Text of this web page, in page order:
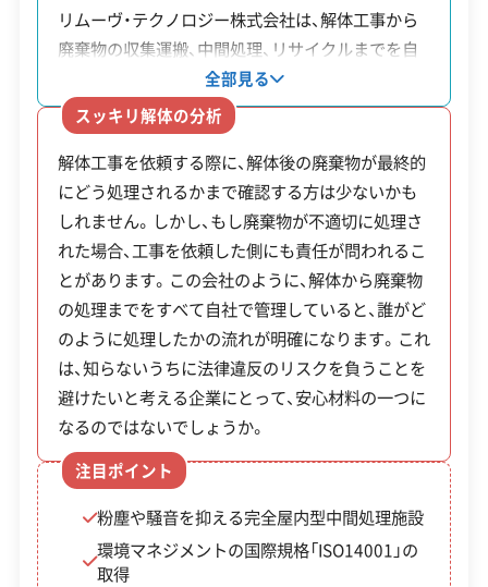
倒壊の危険がある空き家の解体を支援する制
度に加え、特に危険なブロック塀の撤去に対し
ては手厚い補助制度が用意されています。
制度名
補助金
額・率
対象・条件
明和町不良
住宅空家除
却支援事業
工事費
の一部
（予算の
範囲内）
町が「不良住宅」と認定
した空き家であること。
所有者または相続人が
申請。
明和町ブロ
ック塀等除
却建替支援
事業
工事費
の1/2以
内、上限
30万円
道路からの高さが1.2m
を超え、倒壊の恐れがあ
るブロック塀など。
工事賠償責任保険 違反歴なし 表彰・受賞
現場清掃
ISO認証
電子マニフェスト 地域貢献・ボランティア
顧客対応・サービス(17)
自社ホームページ 無料見積もり 不要品回収
不要品買取
不動産取引
補助金・助成金申請 土地活用
滅失登記
建設リサイクル届
近隣挨拶
翌営業日連絡
クレジットカード
解体ローン SNS 土対応
日祝対応
※項目にカーソルを合わせると詳細な説明が表示されます。
リムーヴ・テクノロジー株式会社は、解体工事から
廃棄物の収集運搬、中間処理、リサイクルまでを自
社で行っています。特に、外部から隔離された「完
全屋内型中間処理施設」を保有している点が特徴で
す。この施設内で作業することで、解体に伴う粉塵
や騒音が外部に漏れるのを防ぎます。同社は環境マ
ネジメントシステムの国際規格である「ISO14001」
の認証を取得しているほか、12都県という広い範囲
で事業を行う許可も得ています。法令遵守が厳しく
求められる法人の案件などで、信頼できる業者を探
している場合に適しています。
全部見る
スッキリ解体の分析
解体工事を依頼する際に、解体後の廃棄物が最終的
にどう処理されるかまで確認する方は少ないかも
しれません。しかし、もし廃棄物が不適切に処理さ
れた場合、工事を依頼した側にも責任が問われるこ
とがあります。この会社のように、解体から廃棄物
の処理までをすべて自社で管理していると、誰がど
のように処理したかの流れが明確になります。これ
は、知らないうちに法律違反のリスクを負うことを
避けたいと考える企業にとって、安心材料の一つに
なるのではないでしょうか。
注目ポイント
粉塵や騒音を抑える完全屋内型中間処理施設
環境マネジメントの国際規格「ISO14001」の
取得